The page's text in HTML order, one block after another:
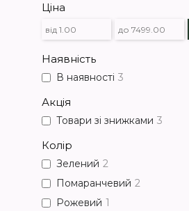
Ціна
Наявність
В наявності 3
Акція
Товари зі знижками 3
Колір
Зелений 2
Помаранчевий 2
Рожевий 1